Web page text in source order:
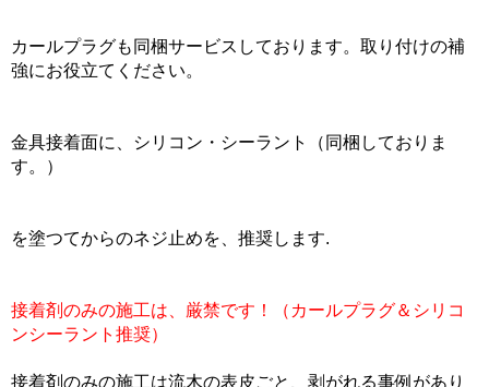
カールプラグも同梱サービスしております。取り付けの補
強にお役立てください。
金具接着面に、シリコン・シーラント（同梱しておりま
す。）
を塗つてからのネジ止めを、推奨します.
接着剤のみの施工は、厳禁です！（カールプラグ＆シリコ
ンシーラント推奨）
接着剤のみの施工は流木の表皮ごと、剥がれる事例があり